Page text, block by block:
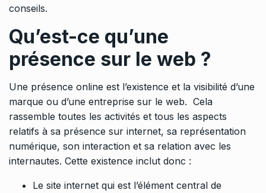
conseils.
Qu’est-ce qu’une
présence sur le web ?
Une présence online est l’existence et la visibilité d’une
marque ou d’une entreprise sur le web. Cela
rassemble toutes les activités et tous les aspects
relatifs à sa présence sur internet, sa représentation
numérique, son interaction et sa relation avec les
internautes. Cette existence inclut donc :
Le site internet qui est l’élément central de